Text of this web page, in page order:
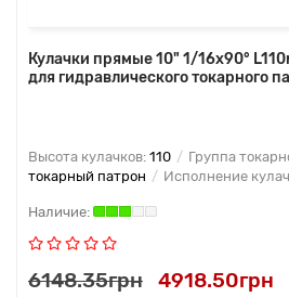
Кулачки прямые 10" 1/16x90°
для гидравлического токарного
Высота кулачков: 110 Группа
токарный патрон
Исполнение
6148.35грн 4918.50грн